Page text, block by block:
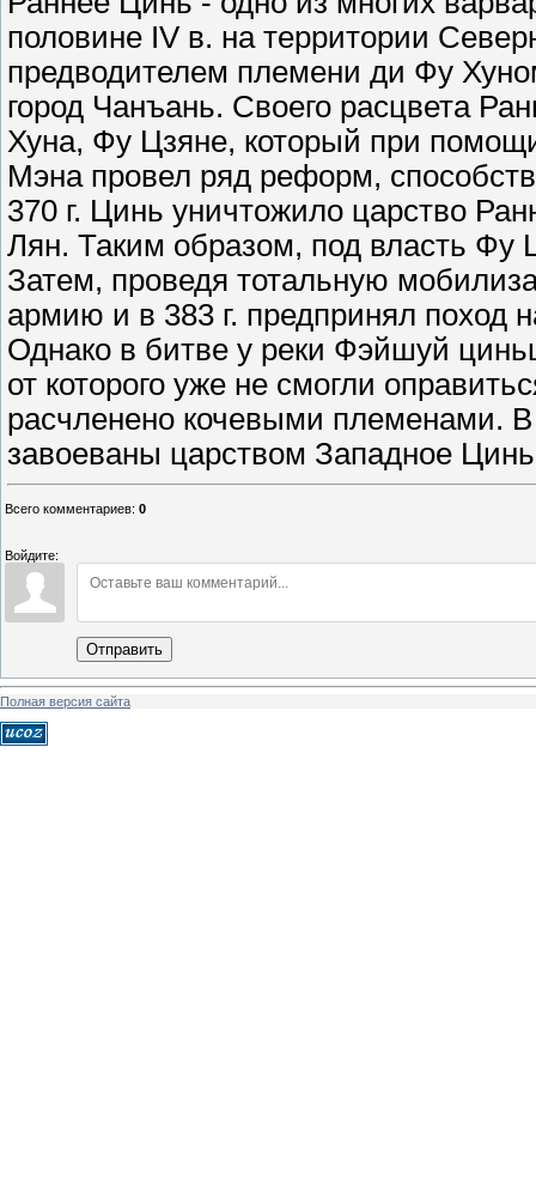
половине IV в. на территории
предводителем племени ди Фу
город Чанъань. Своего расцвета
Хуна, Фу Цзяне, который при
Мэна провел ряд реформ,
370 г. Цинь уничтожило царство
Лян. Таким образом, под власть
Затем, проведя тотальную
армию и в 383 г. предпринял поход
Однако в битве у реки Фэйшуй
от которого уже не смогли
расчленено кочевыми племенами.
завоеваны царством Западное
Всего комментариев: 0
Войдите:
Отправить
Полная версия сайта